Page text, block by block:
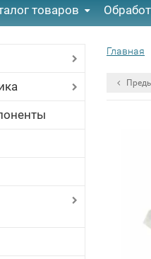
товаров
Главная